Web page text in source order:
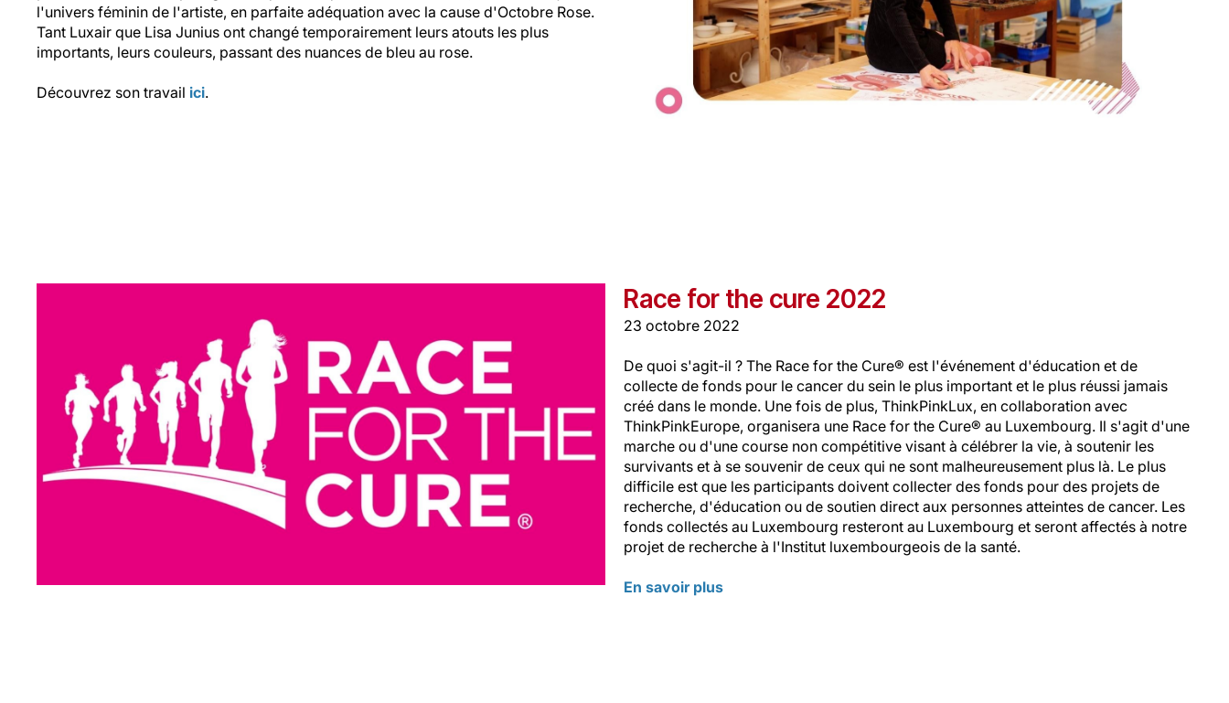
l'univers féminin de l'artiste, en parfaite adéquation avec la cause d'Octobre Rose.
Tant Luxair que Lisa Junius ont changé temporairement leurs atouts les plus
importants, leurs couleurs, passant des nuances de bleu au rose.
Découvrez son travail ici.
Race for the cure 2022
23 octobre 2022
De quoi s'agit-il ? The Race for the Cure® est l'événement d'éducation et de
collecte de fonds pour le cancer du sein le plus important et le plus réussi jamais
créé dans le monde. Une fois de plus, ThinkPinkLux, en collaboration avec
ThinkPinkEurope, organisera une Race for the Cure® au Luxembourg. Il s'agit d'une
marche ou d'une course non compétitive visant à célébrer la vie, à soutenir les
survivants et à se souvenir de ceux qui ne sont malheureusement plus là. Le plus
difficile est que les participants doivent collecter des fonds pour des projets de
recherche, d'éducation ou de soutien direct aux personnes atteintes de cancer. Les
fonds collectés au Luxembourg resteront au Luxembourg et seront affectés à notre
projet de recherche à l'Institut luxembourgeois de la santé.
En savoir plus